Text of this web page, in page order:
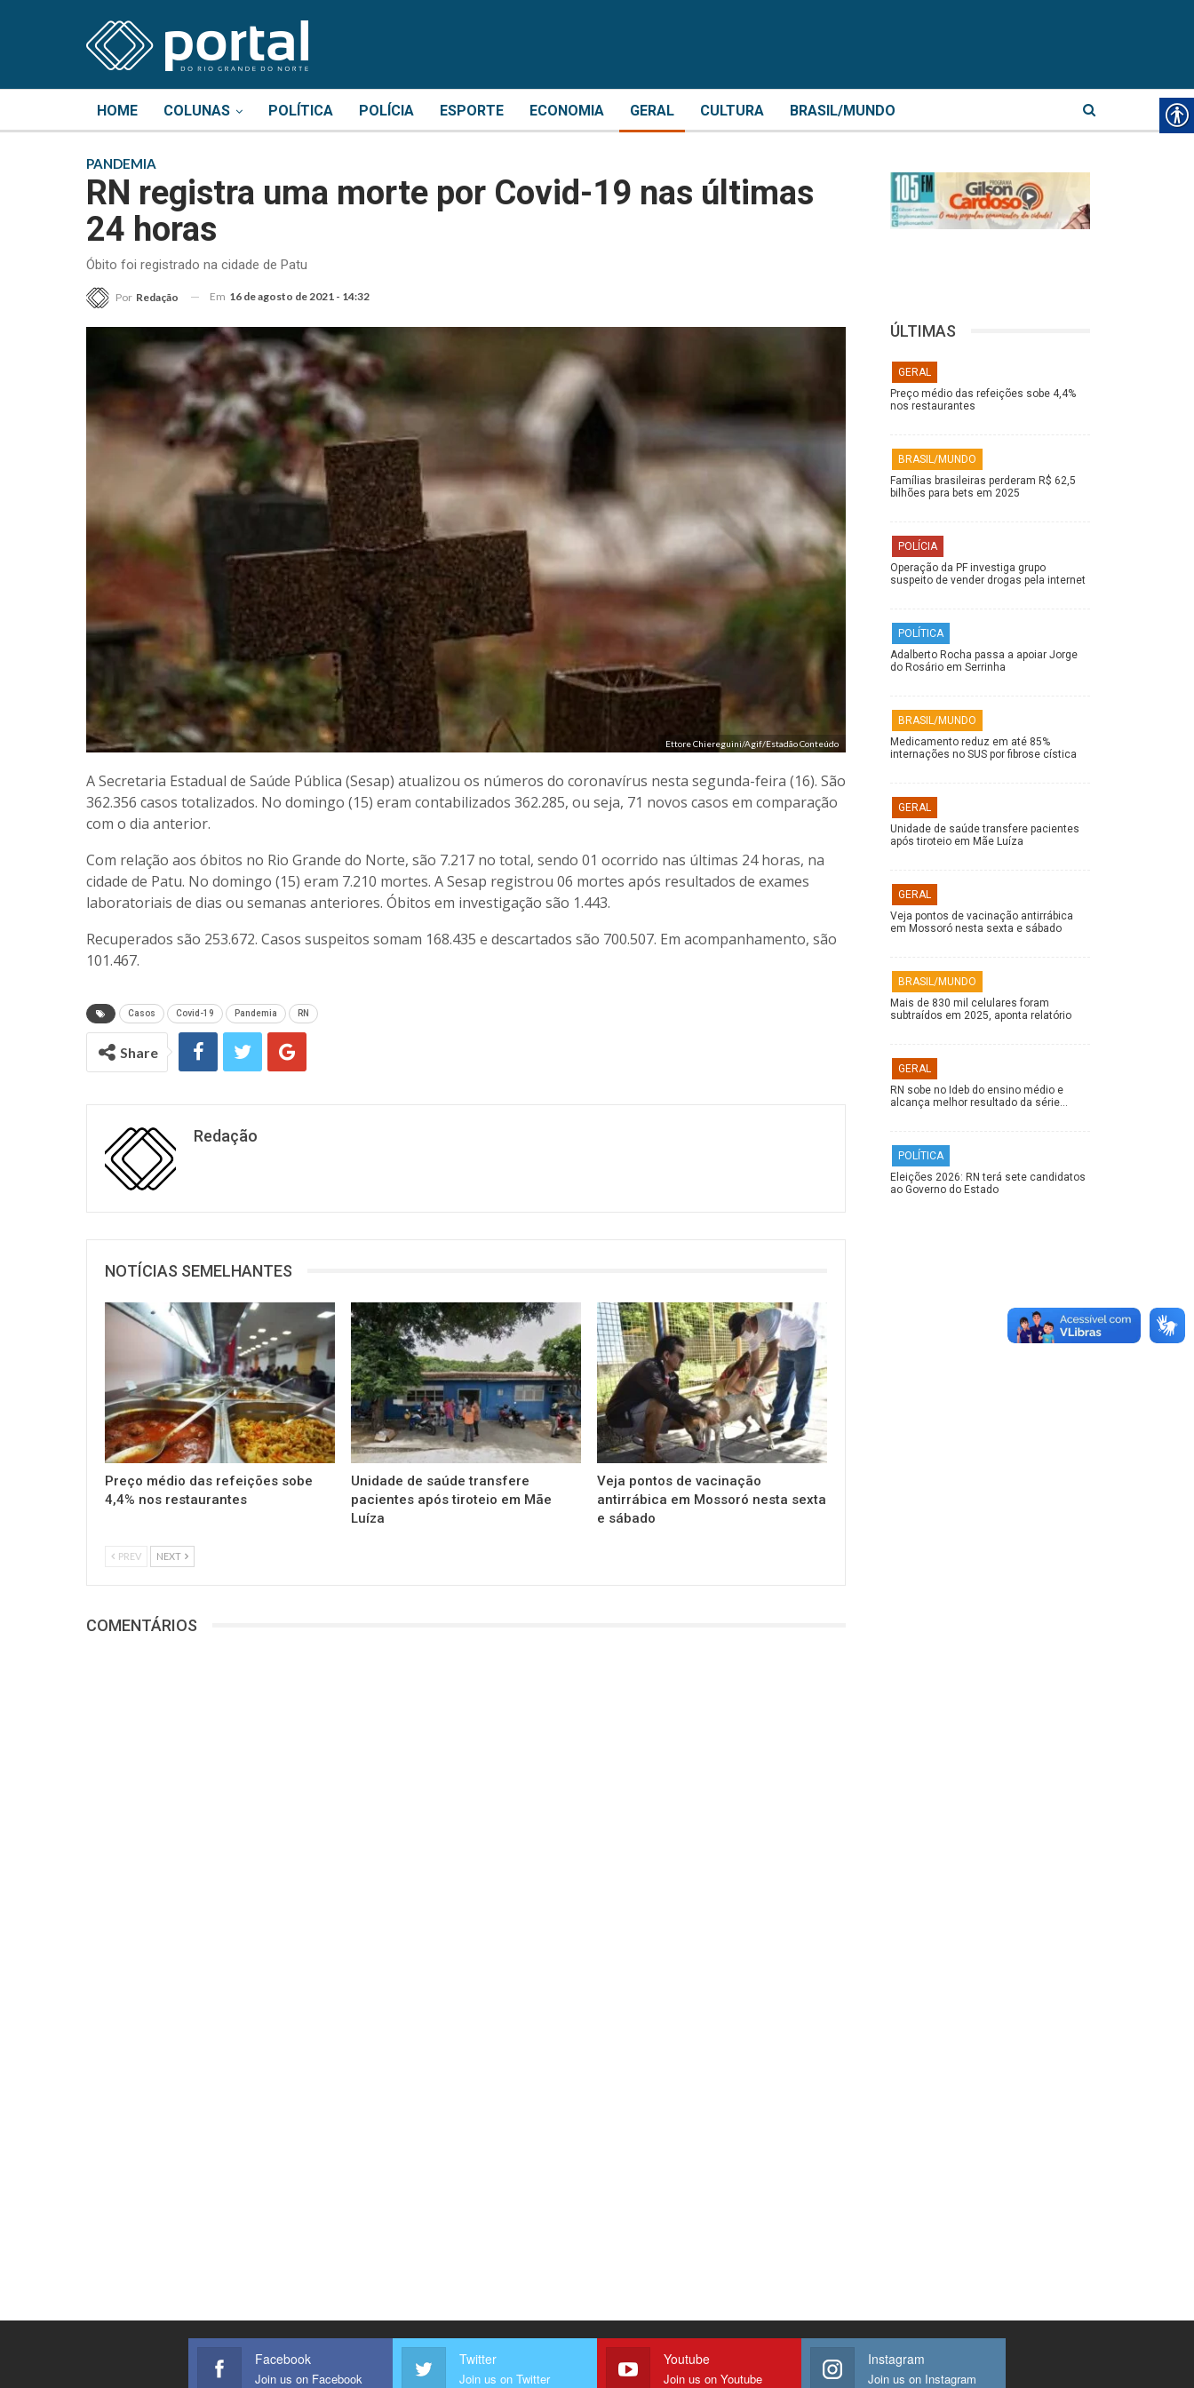
HOME COLUNAS POLÍTICA POLÍCIA ESPORTE ECONOMIA GERAL CULTURA BRASIL/MUNDO
PANDEMIA
RN registra uma morte por Covid-19 nas últimas
24 horas
Óbito foi registrado na cidade de Patu
Por Redação Em 16 de agosto de 2021 - 14:32
Ettore Chiereguini/Agif/Estadão Conteúdo
A Secretaria Estadual de Saúde Pública (Sesap) atualizou os números do coronavírus nesta segunda-feira (16). São
362.356 casos totalizados. No domingo (15) eram contabilizados 362.285, ou seja, 71 novos casos em comparação
com o dia anterior.
Com relação aos óbitos no Rio Grande do Norte, são 7.217 no total, sendo 01 ocorrido nas últimas 24 horas, na
cidade de Patu. No domingo (15) eram 7.210 mortes. A Sesap registrou 06 mortes após resultados de exames
laboratoriais de dias ou semanas anteriores. Óbitos em investigação são 1.443.
Recuperados são 253.672. Casos suspeitos somam 168.435 e descartados são 700.507. Em acompanhamento, são
101.467.
Casos Covid-19 Pandemia RN
Share
Redação
NOTÍCIAS SEMELHANTES
Preço médio das refeições sobe
4,4% nos restaurantes
Unidade de saúde transfere
pacientes após tiroteio em Mãe
Luíza
Veja pontos de vacinação
antirrábica em Mossoró nesta sexta
e sábado
PREV NEXT
COMENTÁRIOS
ÚLTIMAS
GERAL
Preço médio das refeições sobe 4,4%
nos restaurantes
BRASIL/MUNDO
Famílias brasileiras perderam R$ 62,5
bilhões para bets em 2025
POLÍCIA
Operação da PF investiga grupo
suspeito de vender drogas pela internet
POLÍTICA
Adalberto Rocha passa a apoiar Jorge
do Rosário em Serrinha
BRASIL/MUNDO
Medicamento reduz em até 85%
internações no SUS por fibrose cística
GERAL
Unidade de saúde transfere pacientes
após tiroteio em Mãe Luíza
GERAL
Veja pontos de vacinação antirrábica
em Mossoró nesta sexta e sábado
BRASIL/MUNDO
Mais de 830 mil celulares foram
subtraídos em 2025, aponta relatório
GERAL
RN sobe no Ideb do ensino médio e
alcança melhor resultado da série…
POLÍTICA
Eleições 2026: RN terá sete candidatos
ao Governo do Estado
Facebook
Join us on Facebook
Twitter
Join us on Twitter
Youtube
Join us on Youtube
Instagram
Join us on Instagram